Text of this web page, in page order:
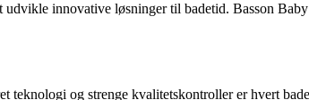
innovative løsninger til badetid. Basson
teknologi og strenge kvalitetskontroller er hvert